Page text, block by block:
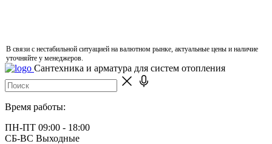
В связи с нестабильной ситуацией на валютном рынке, актуальные цены и наличие
уточняйте у менеджеров.
Сантехника и арматура для систем отопления
Время работы:
ПН-ПТ 09:00 - 18:00
СБ-ВС Выходные